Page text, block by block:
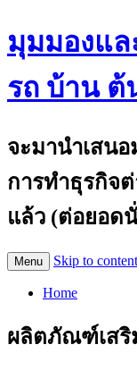
มุมมองแล
รถ บ้าน ต้
จะมานำเสน
การทำธุรกิจ
แล้ว (ต่อยอด
Menu Skip to content
Home
ผลิตภัณฑ์เสริ